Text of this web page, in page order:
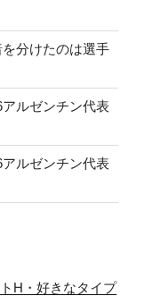
分けたのは選手
ルゼンチン代表
ルゼンチン代表
H・好きなタイプ